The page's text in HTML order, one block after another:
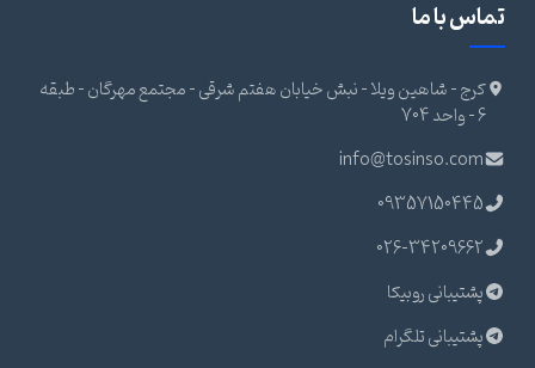
تماس با ما
کرج - شاهین ویلا - نبش خیابان هفتم شرقی - مجتمع مهرگان - طبقه
6 - واحد 704
info@tosinso.com
09357150445
026-34209662
پشتیبانی روبیکا
پشتیبانی تلگرام